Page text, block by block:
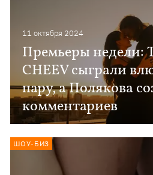
11 октября 2024
Премьеры недели:
CHEEV сыграли
пару, а Полякова
комментариев
ШОУ-БИЗ